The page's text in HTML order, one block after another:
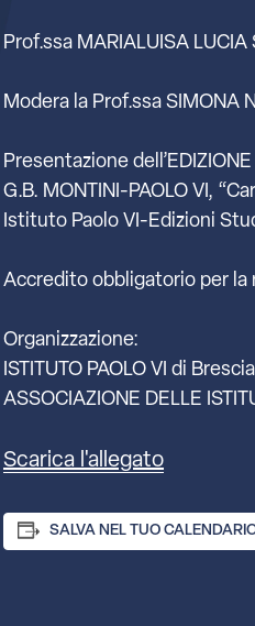
Prof.ssa MARIALUISA
Modera la Prof.ssa SIMONA
Presentazione dell’EDIZIONE
G.B. MONTINI-PAOLO VI,
Istituto Paolo VI-Edizioni
Accredito obbligatorio per
Organizzazione:
ISTITUTO PAOLO VI di Brescia
ASSOCIAZIONE DELLE
Scarica l'allegato
SALVA NEL TUO